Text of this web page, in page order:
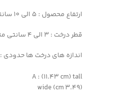
ارتفاع محصول : 5 الی 10 سانتی متر
قطر درخت : 3 الی 4 سانتی متر
اندازه های درخت ها حدودی :
A : (11.43 cm) tall
(3.49 cm) wide